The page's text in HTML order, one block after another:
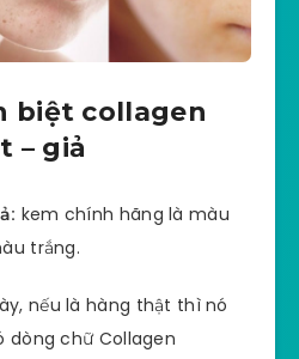
biệt collagen
– giả
kem chính hãng là màu
trắng.
nếu là hàng thật thì nó
dòng chữ Collagen